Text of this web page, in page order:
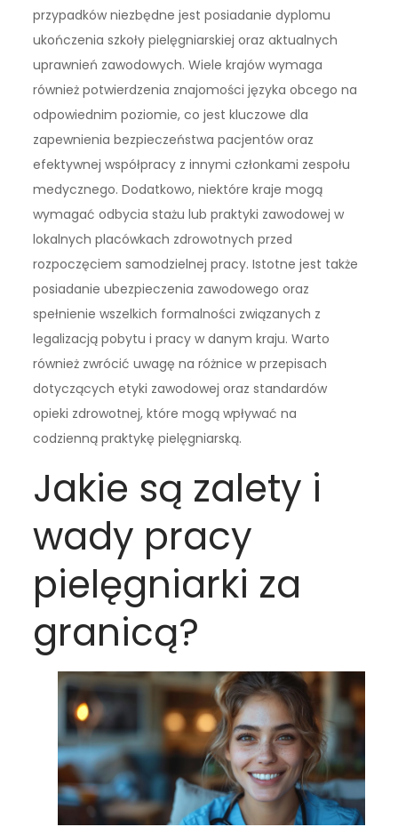
przypadków niezbędne jest posiadanie dyplomu
ukończenia szkoły pielęgniarskiej oraz aktualnych
uprawnień zawodowych. Wiele krajów wymaga
również potwierdzenia znajomości języka obcego na
odpowiednim poziomie, co jest kluczowe dla
zapewnienia bezpieczeństwa pacjentów oraz
efektywnej współpracy z innymi członkami zespołu
medycznego. Dodatkowo, niektóre kraje mogą
wymagać odbycia stażu lub praktyki zawodowej w
lokalnych placówkach zdrowotnych przed
rozpoczęciem samodzielnej pracy. Istotne jest także
posiadanie ubezpieczenia zawodowego oraz
spełnienie wszelkich formalności związanych z
legalizacją pobytu i pracy w danym kraju. Warto
również zwrócić uwagę na różnice w przepisach
dotyczących etyki zawodowej oraz standardów
opieki zdrowotnej, które mogą wpływać na
codzienną praktykę pielęgniarską.
Jakie są zalety i
wady pracy
pielęgniarki za
granicą?